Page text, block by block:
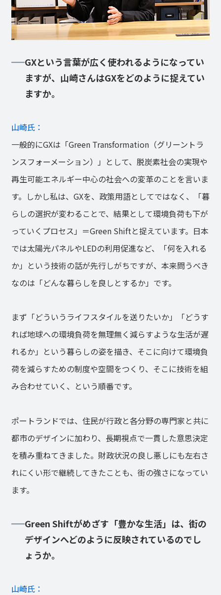
GXという言葉が広く使われるようになってい
ますが、山崎さんはGXをどのように捉えてい
ますか。
山崎氏：
一般的にGXは「Green Transformation（グリーントラ
ンスフォーメーション）」として、脱炭素社会の実現や
再生可能エネルギー中心の社会への変革のことを言いま
す。しかし私は、GXを、政策用語としてではなく、「暮
らしの選択が変わることで、結果として環境負荷も下が
っていくプロセス」＝Green Shiftと捉えています。日本
では太陽光パネルやLEDの利用促進など、「何を入れる
か」という技術の話が先行しがちですが、本来問うべき
なのは「どんな暮らしを良しとするか」です。
まず「どういうライフスタイルを送りたいか」「どうす
れば地球への環境負荷を無理無く減らすような生活が遅
れるか」という暮らしの姿を描き、そこに向けて環境負
荷を減らすための制度や空間をつくり、そこに技術を組
み合わせていく、という順番です。
ポートランドでは、住民が行政と各分野の専門家と共に
都市のデザインに加わり、長期視点で一貫した意思決定
を積み重ねてきました。財政状況の良し悪しにも左右さ
れにくい形で継続してきたことも、街の強さになってい
ます。
Green Shiftがめざす「豊かな生活」は、街の
デザインへどのように反映されているのでし
ょうか。
山崎氏：